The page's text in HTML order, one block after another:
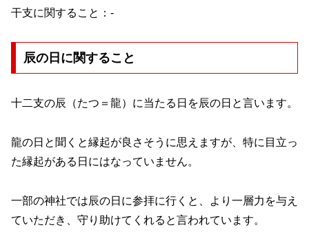
干支に関すること：-
辰の日に関すること
十二支の辰（たつ＝龍）に当たる日を辰の日と言います。
龍の日と聞くと縁起が良さそうに思えますが、特に目立っ
た縁起がある日にはなっていません。
一部の神社では辰の日に参拝に行くと、より一層力を与え
ていただき、守り助けてくれると言われています。